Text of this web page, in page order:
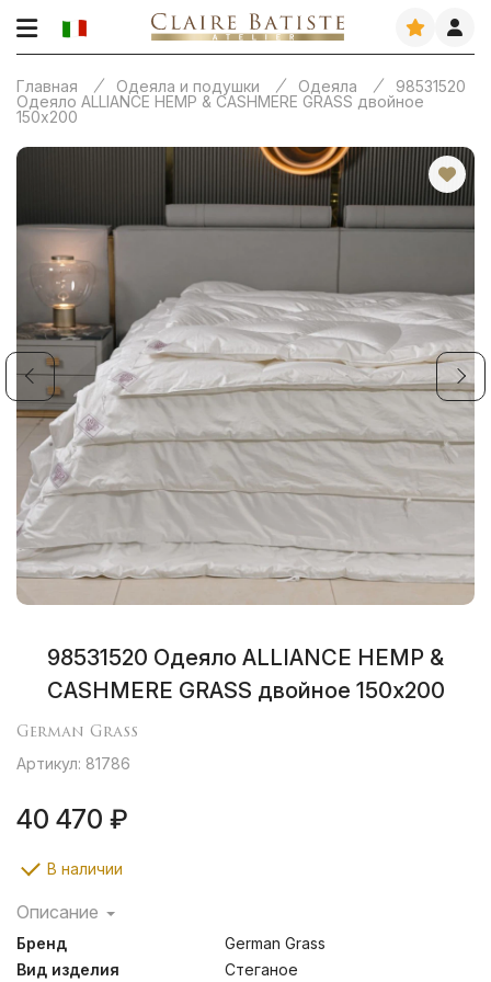
Главная Одеяла и подушки Одеяла
98531520
Одеяло ALLIANCE HEMP & CASHMERE GRASS двойное
150х200
98531520 Одеяло ALLIANCE HEMP &
CASHMERE GRASS двойное 150х200
German Grass
Артикул: 81786
40 470 ₽
В наличии
Описание
Альянс из одеял с наполнителями из смеси
конопляных и хлопковых волокон и тончайшего пуха
горных кашмирских коз.
Бренд
German Grass
Вид изделия
Стеганое